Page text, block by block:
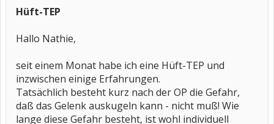
Hüft-TEP
Hallo Nathie,
seit einem Monat habe ich eine Hüft-TEP und
inzwischen einige Erfahrungen.
Tatsächlich besteht kurz nach der OP die Gefahr,
daß das Gelenk auskugeln kann - nicht muß! Wie
lange diese Gefahr besteht, ist wohl individuell